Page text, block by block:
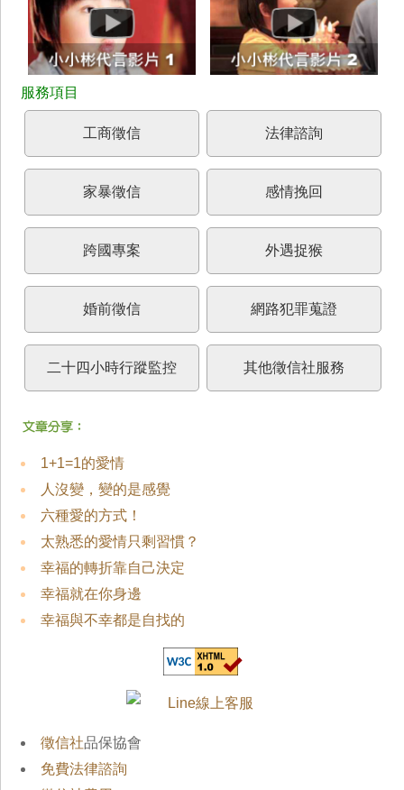
工商徵信 法律諮詢
家暴徵信 感情挽回
跨國專案 外遇捉猴
婚前徵信 網路犯罪蒐證
二十四小時行蹤監控 其他徵信社服務
1+1=1的愛情
人沒變，變的是感覺
六種愛的方式！
太熟悉的愛情只剩習慣？
幸福的轉折靠自己決定
幸福就在你身邊
幸福與不幸都是自找的
徵信社品保協會
免費法律諮詢